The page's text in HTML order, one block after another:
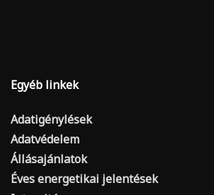
Egyéb linkek
Adatigénylések
Adatvédelem
Állásajánlatok
Éves energetikai jelentések